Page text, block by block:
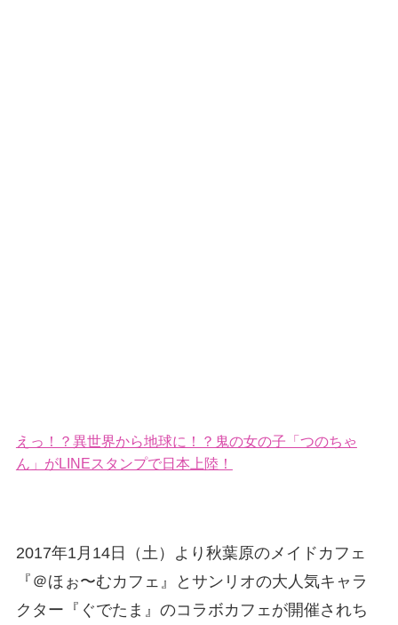
えっ！？異世界から地球に！？鬼の女の子「つのちゃ
ん」がLINEスタンプで日本上陸！
2017年1月14日（土）より秋葉原のメイドカフェ
『＠ほぉ〜むカフェ』とサンリオの大人気キャラ
クター『ぐでたま』のコラボカフェが開催されち